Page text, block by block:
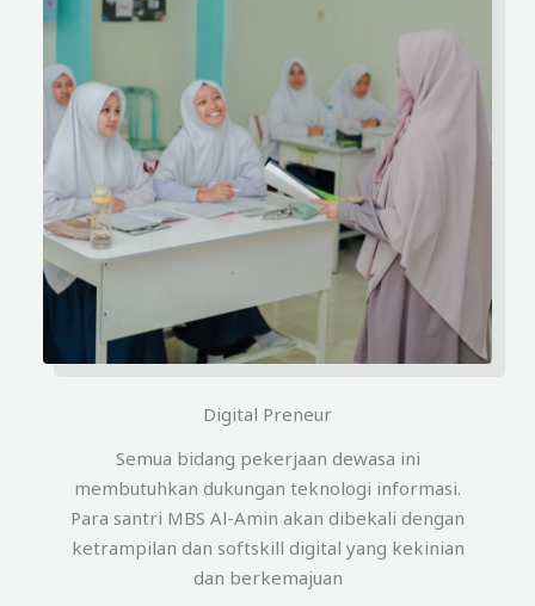
Digital Preneur
Semua bidang pekerjaan dewasa ini
membutuhkan dukungan teknologi informasi.
Para santri MBS Al-Amin akan dibekali dengan
ketrampilan dan softskill digital yang kekinian
dan berkemajuan